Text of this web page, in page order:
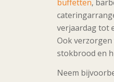
buffetten,
verjaardag tot
Ook verzorgen
stokbrood en
Neem